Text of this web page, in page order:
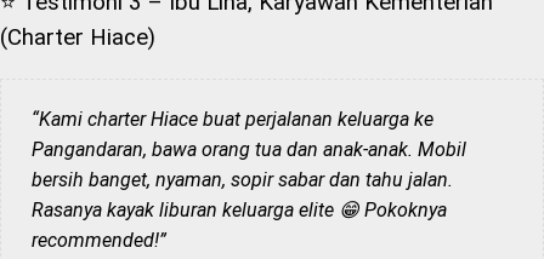
(Charter Hiace)
“Kami charter Hiace buat perjalanan keluarga ke
Pangandaran, bawa orang tua dan anak-anak. Mobil
bersih banget, nyaman, sopir sabar dan tahu jalan.
Rasanya kayak liburan keluarga elite 😁 Pokoknya
recommended!”